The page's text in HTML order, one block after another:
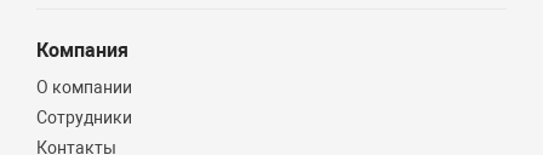
Компания
О компании
Сотрудники
Контакты